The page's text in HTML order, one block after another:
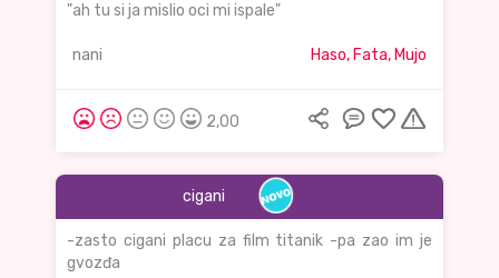
"ah tu si ja mislio oci mi ispale"
nani Haso, Fata, Mujo
2,00
cigani
-zasto cigani placu za film titanik -pa zao im je
gvozđa